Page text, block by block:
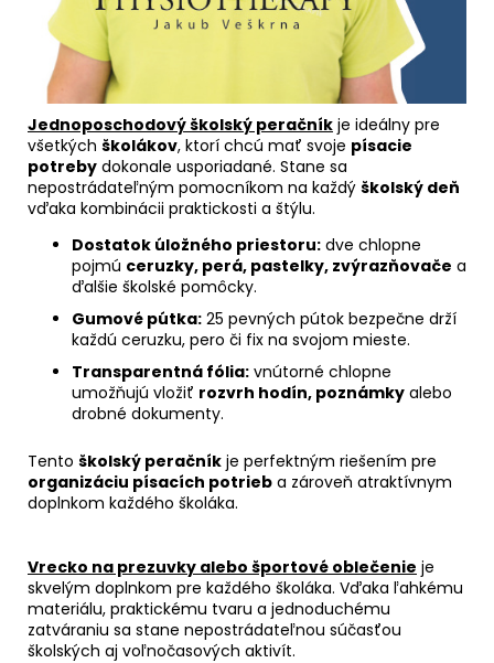
Jednoposchodový školský peračník je ideálny pre
všetkých školákov, ktorí chcú mať svoje písacie
potreby dokonale usporiadané. Stane sa
nepostrádateľným pomocníkom na každý školský deň
vďaka kombinácii praktickosti a štýlu.
Dostatok úložného priestoru: dve chlopne
pojmú ceruzky, perá, pastelky, zvýrazňovače a
ďalšie školské pomôcky.
Gumové pútka: 25 pevných pútok bezpečne drží
každú ceruzku, pero či fix na svojom mieste.
Transparentná fólia: vnútorné chlopne
umožňujú vložiť rozvrh hodín, poznámky alebo
drobné dokumenty.
Tento školský peračník je perfektným riešením pre
organizáciu písacích potrieb a zároveň atraktívnym
doplnkom každého školáka.
Vrecko na prezuvky alebo športové oblečenie je
skvelým doplnkom pre každého školáka. Vďaka ľahkému
materiálu, praktickému tvaru a jednoduchému
zatváraniu sa stane nepostrádateľnou súčasťou
školských aj voľnočasových aktivít.